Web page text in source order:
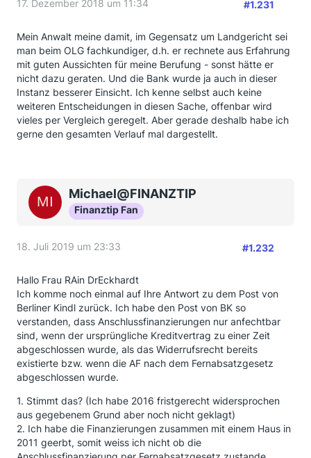
17. Dezember 2018 um 11:34 #1.231
Mein Anwalt meine damit, im Gegensatz um Landgericht sei
man beim OLG fachkundiger, d.h. er rechnete aus Erfahrung
mit guten Aussichten für meine Berufung - sonst hätte er
nicht dazu geraten. Und die Bank wurde ja auch in dieser
Instanz besserer Einsicht. Ich kenne selbst auch keine
weiteren Entscheidungen in diesen Sache, offenbar wird
vieles per Vergleich geregelt. Aber gerade deshalb habe ich
gerne den gesamten Verlauf mal dargestellt.
Michael@FINANZTIP
Finanztip Fan
18. Juli 2019 um 23:33 #1.232
Hallo Frau RAin DrEckhardt
Ich komme noch einmal auf Ihre Antwort zu dem Post von
Berliner Kindl zurück. Ich habe den Post von BK so
verstanden, dass Anschlussfinanzierungen nur anfechtbar
sind, wenn der ursprüngliche Kreditvertrag zu einer Zeit
abgeschlossen wurde, als das Widerrufsrecht bereits
existierte bzw. wenn die AF nach dem Fernabsatzgesetz
abgeschlossen wurde.
1. Stimmt das? (Ich habe 2016 fristgerecht widersprochen
aus gegebenem Grund aber noch nicht geklagt)
2. Ich habe die Finanzierungen zusammen mit einem Haus in
2011 geerbt, somit weiss ich nicht ob die